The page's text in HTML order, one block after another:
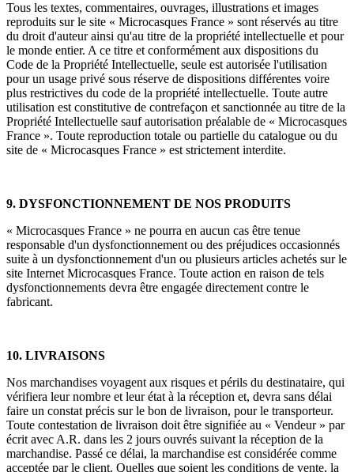
Tous les textes, commentaires, ouvrages, illustrations et images
reproduits sur le site « Microcasques France » sont réservés au titre
du droit d'auteur ainsi qu'au titre de la propriété intellectuelle et pour
le monde entier. A ce titre et conformément aux dispositions du
Code de la Propriété Intellectuelle, seule est autorisée l'utilisation
pour un usage privé sous réserve de dispositions différentes voire
plus restrictives du code de la propriété intellectuelle. Toute autre
utilisation est constitutive de contrefaçon et sanctionnée au titre de la
Propriété Intellectuelle sauf autorisation préalable de « Microcasques
France ». Toute reproduction totale ou partielle du catalogue ou du
site de « Microcasques France » est strictement interdite.
9. DYSFONCTIONNEMENT DE NOS PRODUITS
« Microcasques France » ne pourra en aucun cas être tenue
responsable d'un dysfonctionnement ou des préjudices occasionnés
suite à un dysfonctionnement d'un ou plusieurs articles achetés sur le
site Internet Microcasques France. Toute action en raison de tels
dysfonctionnements devra être engagée directement contre le
fabricant.
10. LIVRAISONS
Nos marchandises voyagent aux risques et périls du destinataire, qui
vérifiera leur nombre et leur état à la réception et, devra sans délai
faire un constat précis sur le bon de livraison, pour le transporteur.
Toute contestation de livraison doit être signifiée au « Vendeur » par
écrit avec A.R. dans les 2 jours ouvrés suivant la réception de la
marchandise. Passé ce délai, la marchandise est considérée comme
acceptée par le client. Quelles que soient les conditions de vente, la